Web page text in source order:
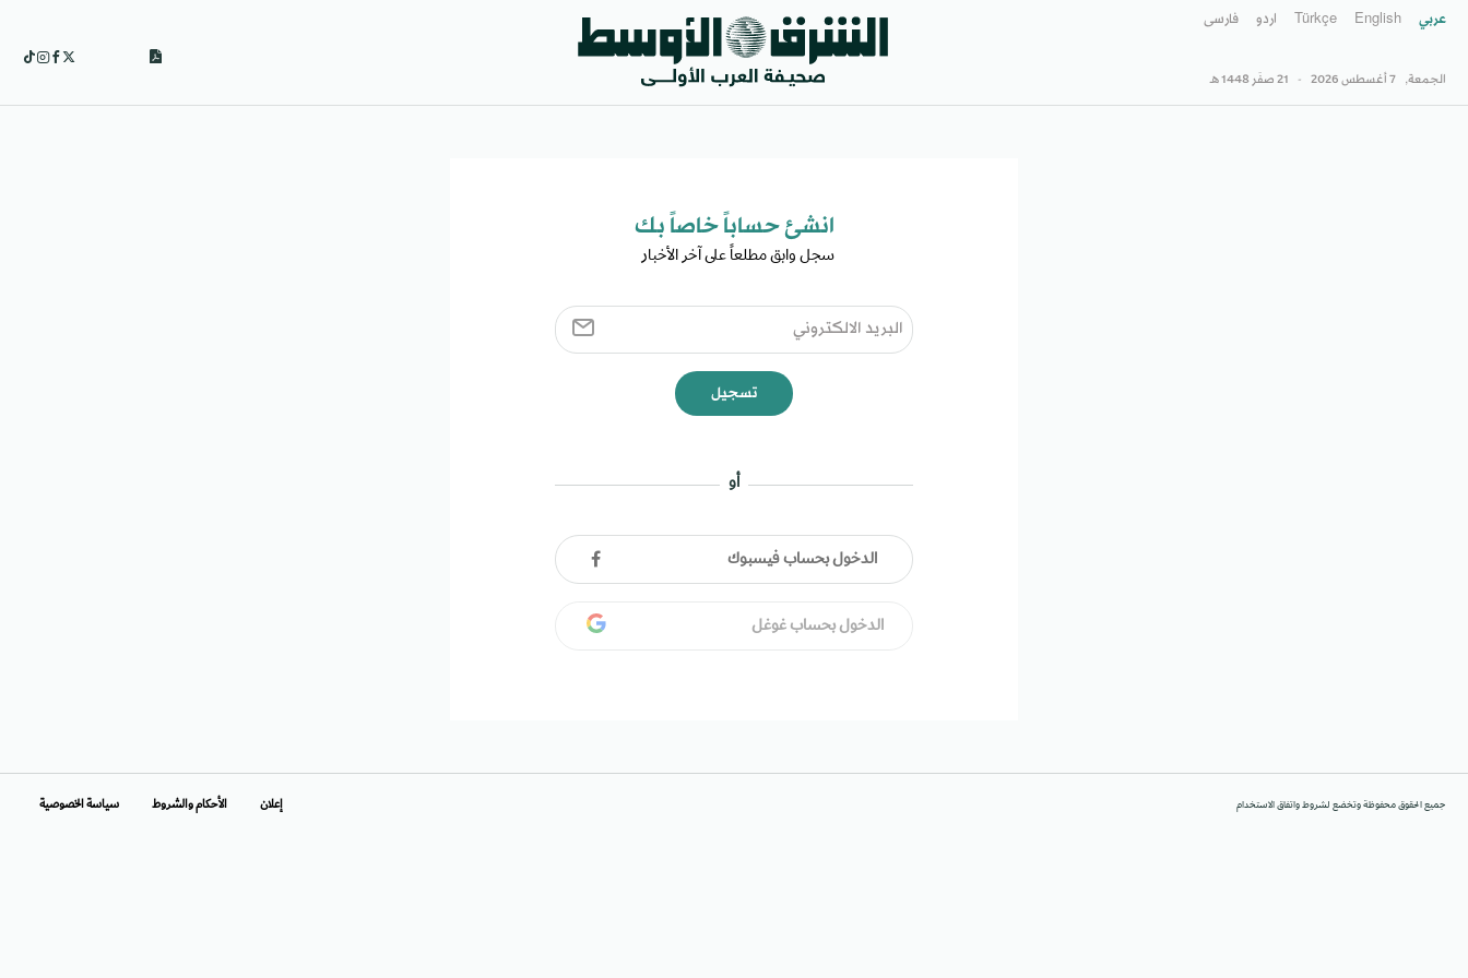
عربي English
Türkçe اردو فارسى
الجمعة, 7 أغسطس 2026 - 21 صفَر 1448 هـ
انشئ حساباً خاصاً بك​
سجل وابق مطلعاً على آخر الأخبار ​
تسجيل
أو
الدخول بحساب فيسبوك
الدخول بحساب غوغل
جميع الحقوق محفوظة وتخضع لشروط واتفاق الاستخدام إعلان الأحكام والشروط سياسة الخصوصية